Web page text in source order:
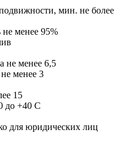
мин. не более
не менее 95%
не менее 6,5
не менее 3
15
до +40 C
для юридических лиц